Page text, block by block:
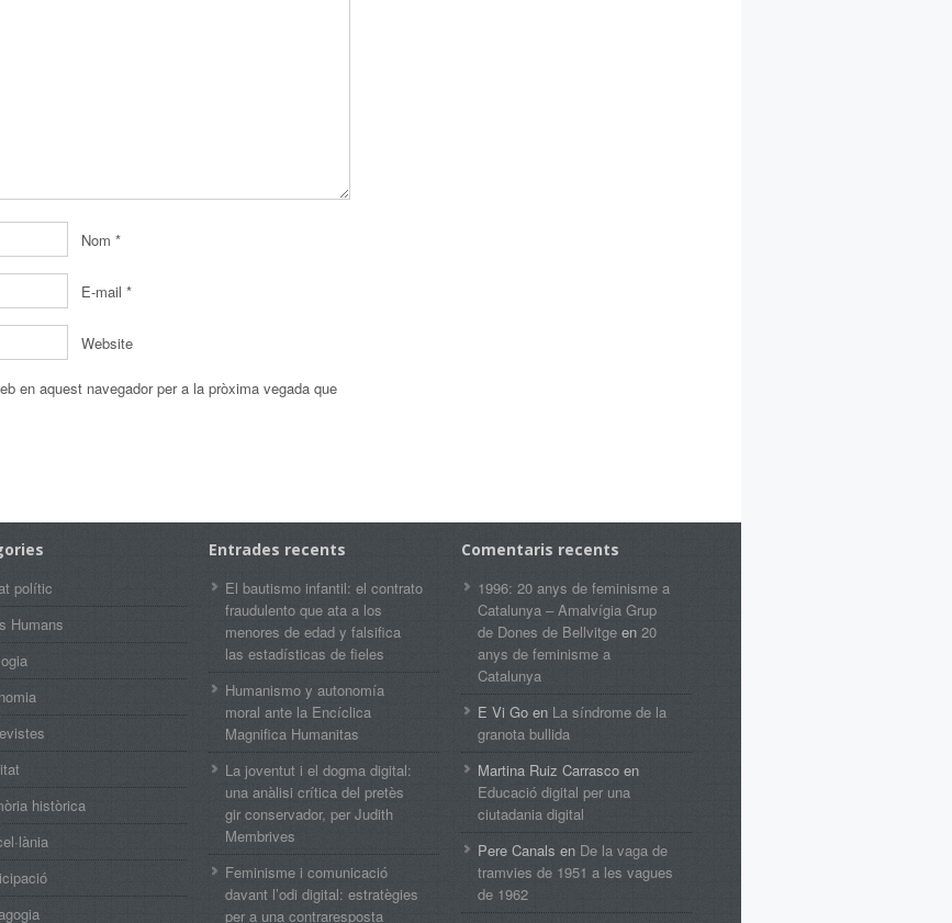
Nom *
E-mail *
Website
en aquest navegador per a la pròxima vegada que
polític
Humans
històrica
Entrades recents
El bautismo infantil: el contrato
fraudulento que ata a los
menores de edad y falsifica
las estadísticas de fieles
Humanismo y autonomía
moral ante la Encíclica
Magnifica Humanitas
La joventut i el dogma digital:
una anàlisi crítica del pretès
gir conservador, per Judith
Membrives
Feminisme i comunicació
davant l’odi digital: estratègies
per a una contraresposta
Comentaris recents
1996: 20 anys de feminisme a
Catalunya – Amalvígia Grup
de Dones de Bellvitge en 20
anys de feminisme a
Catalunya
E Vi Go en La síndrome de la
granota bullida
Martina Ruiz Carrasco en
Educació digital per una
ciutadania digital
Pere Canals en De la vaga de
tramvies de 1951 a les vagues
de 1962